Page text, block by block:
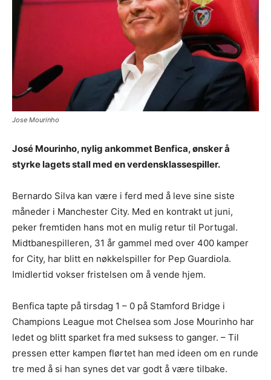
Jose Mourinho
José Mourinho, nylig ankommet Benfica, ønsker å
styrke lagets stall med en verdensklassespiller.
Bernardo Silva kan være i ferd med å leve sine siste
måneder i Manchester City. Med en kontrakt ut juni,
peker fremtiden hans mot en mulig retur til Portugal.
Midtbanespilleren, 31 år gammel med over 400 kamper
for City, har blitt en nøkkelspiller for Pep Guardiola.
Imidlertid vokser fristelsen om å vende hjem.
Benfica tapte på tirsdag 1 – 0 på Stamford Bridge i
Champions League mot Chelsea som Jose Mourinho har
ledet og blitt sparket fra med suksess to ganger. – Til
pressen etter kampen flørtet han med ideen om en runde
tre med å si han synes det var godt å være tilbake.